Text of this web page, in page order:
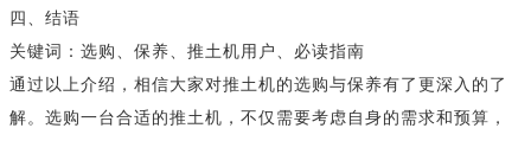
四、结语
关键词：选购、保养、推土机用户、必读指南
通过以上介绍，相信大家对推土机的选购与保养有了更深入的了
解。选购一台合适的推土机，不仅需要考虑自身的需求和预算，